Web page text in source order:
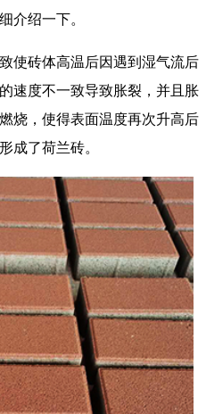
介绍一下。
使砖体高温后因遇到湿气流后
速度不一致导致胀裂，并且胀
烧，使得表面温度再次升高后
成了荷兰砖。